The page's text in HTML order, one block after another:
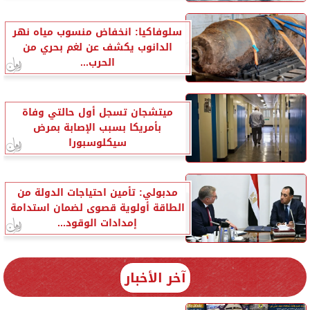
سلوفاكيا: انخفاض منسوب مياه نهر
الدانوب يكشف عن لغم بحري من
الحرب...
ميتشجان تسجل أول حالتي وفاة
بأمريكا بسبب الإصابة بمرض
سيكلوسبورا
مدبولي: تأمين احتياجات الدولة من
الطاقة أولوية قصوى لضمان استدامة
إمدادات الوقود...
آخر الأخبار